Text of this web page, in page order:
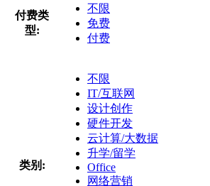
付费类
型:
不限
免费
付费
类别:
不限
IT/互联网
设计创作
硬件开发
云计算/大数据
升学/留学
Office
网络营销